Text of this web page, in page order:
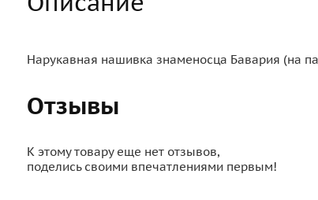
Нарукавная нашивка знаменосца Бавария (на
Отзывы
К этому товару еще нет отзывов,
поделись своими впечатлениями первым!